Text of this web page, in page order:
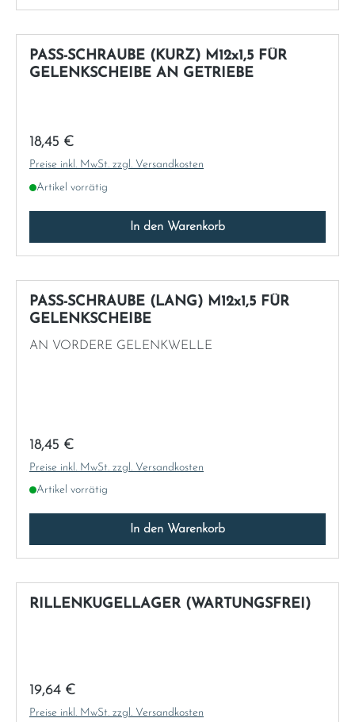
PASS-SCHRAUBE (KURZ) M12x1,5 FÜR
GELENKSCHEIBE AN GETRIEBE
Regulärer Preis:
18,45 €
Preise inkl. MwSt. zzgl. Versandkosten
Artikel vorrätig
In den Warenkorb
PASS-SCHRAUBE (LANG) M12x1,5 FÜR
GELENKSCHEIBE
AN VORDERE GELENKWELLE
Regulärer Preis:
18,45 €
Preise inkl. MwSt. zzgl. Versandkosten
Artikel vorrätig
In den Warenkorb
RILLENKUGELLAGER (WARTUNGSFREI)
Regulärer Preis:
19,64 €
Preise inkl. MwSt. zzgl. Versandkosten